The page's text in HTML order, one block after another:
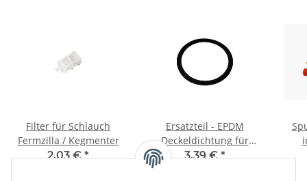
Filter für Schlauch
Fermzilla / Kegmenter
2,03 €*
Ersatzteil - EPDM
Deckeldichtung für
Kegmenter
3,39 €*